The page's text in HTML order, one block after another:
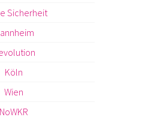
Sicherheit
Köln
Wien
NoWKR